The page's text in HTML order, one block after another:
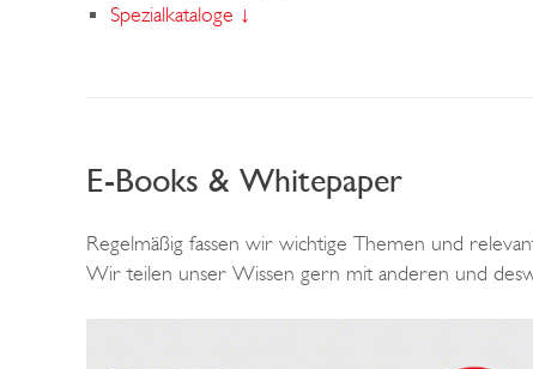
Spezialkataloge ↓
E-Books & Whitepaper
Regelmäßig fassen wir wichtige Themen und
Wir teilen unser Wissen gern mit anderen und